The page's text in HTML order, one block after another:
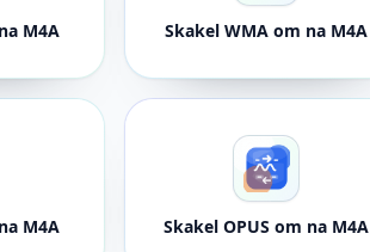
M4A Skakel WMA om na M4A
M4A Skakel OPUS om na M4A